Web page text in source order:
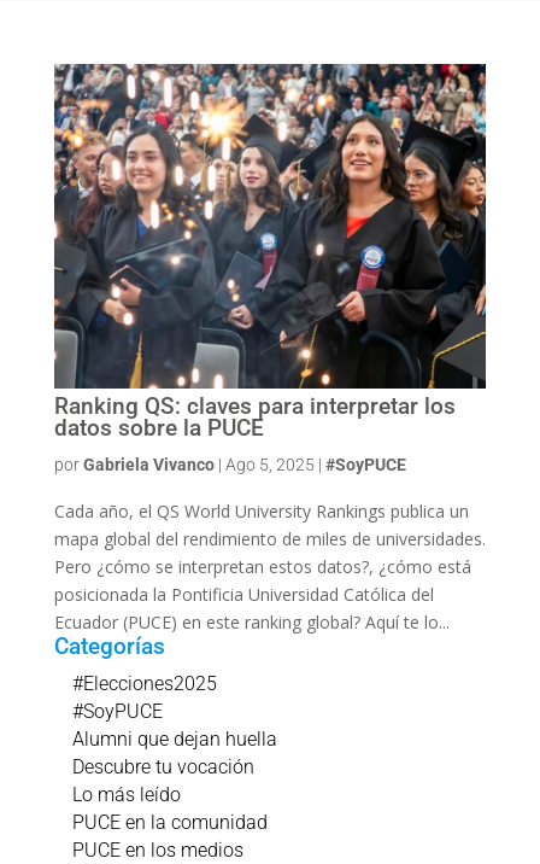
Ranking QS: claves para interpretar los
datos sobre la PUCE
porGabriela Vivanco| Ago 5, 2025 | #SoyPUCE
Cada año, el QS World University Rankings publica un
mapa global del rendimiento de miles de universidades.
Pero ¿cómo se interpretan estos datos?, ¿cómo está
posicionada la Pontificia Universidad Católica del
Ecuador (PUCE) en este ranking global? Aquí te lo...
Categorías
#Elecciones2025
#SoyPUCE
Alumni que dejan huella
Descubre tu vocación
Lo más leído
PUCE en la comunidad
PUCE en los medios